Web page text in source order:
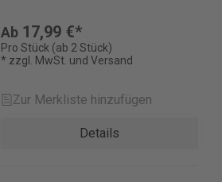
Ab 17,99 €*
Pro Stück (ab 2 Stück)
* zzgl. MwSt. und Versand
Zur Merkliste hinzufügen
Details